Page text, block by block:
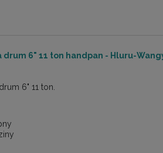
drum 6" 11 ton handpan - Hluru-
6" 11 ton.